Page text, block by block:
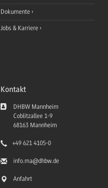
Dokumente
Jobs & Karriere
Kontakt
DHBW Mannheim
Coblitzallee 1-9
68163 Mannheim
+49 621 4105-0
info.ma@dhbw.de
Anfahrt